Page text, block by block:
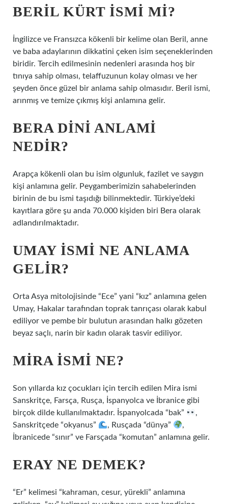
BERIL KÜRT ISMI MI?
İngilizce ve Fransızca kökenli bir kelime olan Beril, anne
ve baba adaylarının dikkatini çeken isim seçeneklerinden
biridir. Tercih edilmesinin nedenleri arasında hoş bir
tınıya sahip olması, telaffuzunun kolay olması ve her
şeyden önce güzel bir anlama sahip olmasıdır. Beril ismi,
arınmış ve temize çıkmış kişi anlamına gelir.
BERA DINI ANLAMI
NEDIR?
Arapça kökenli olan bu isim olgunluk, fazilet ve saygın
kişi anlamına gelir. Peygamberimizin sahabelerinden
birinin de bu ismi taşıdığı bilinmektedir. Türkiye’deki
kayıtlara göre şu anda 70.000 kişiden biri Bera olarak
adlandırılmaktadır.
UMAY ISMI NE ANLAMA
GELIR?
Orta Asya mitolojisinde “Ece” yani “kız” anlamına gelen
Umay, Hakalar tarafından toprak tanrıçası olarak kabul
ediliyor ve pembe bir bulutun arasından halkı gözeten
beyaz saçlı, narin bir kadın olarak tasvir ediliyor.
MIRA ISMI NE?
Son yıllarda kız çocukları için tercih edilen Mira ismi
Sanskritçe, Farsça, Rusça, İspanyolca ve İbranice gibi
birçok dilde kullanılmaktadır. İspanyolcada “bak”
,
Sanskritçede “okyanus”
, Rusçada “dünya”
,
İbranicede “sınır” ve Farsçada “komutan” anlamına gelir.
ERAY NE DEMEK?
“Er” kelimesi “kahraman, cesur, yürekli” anlamına